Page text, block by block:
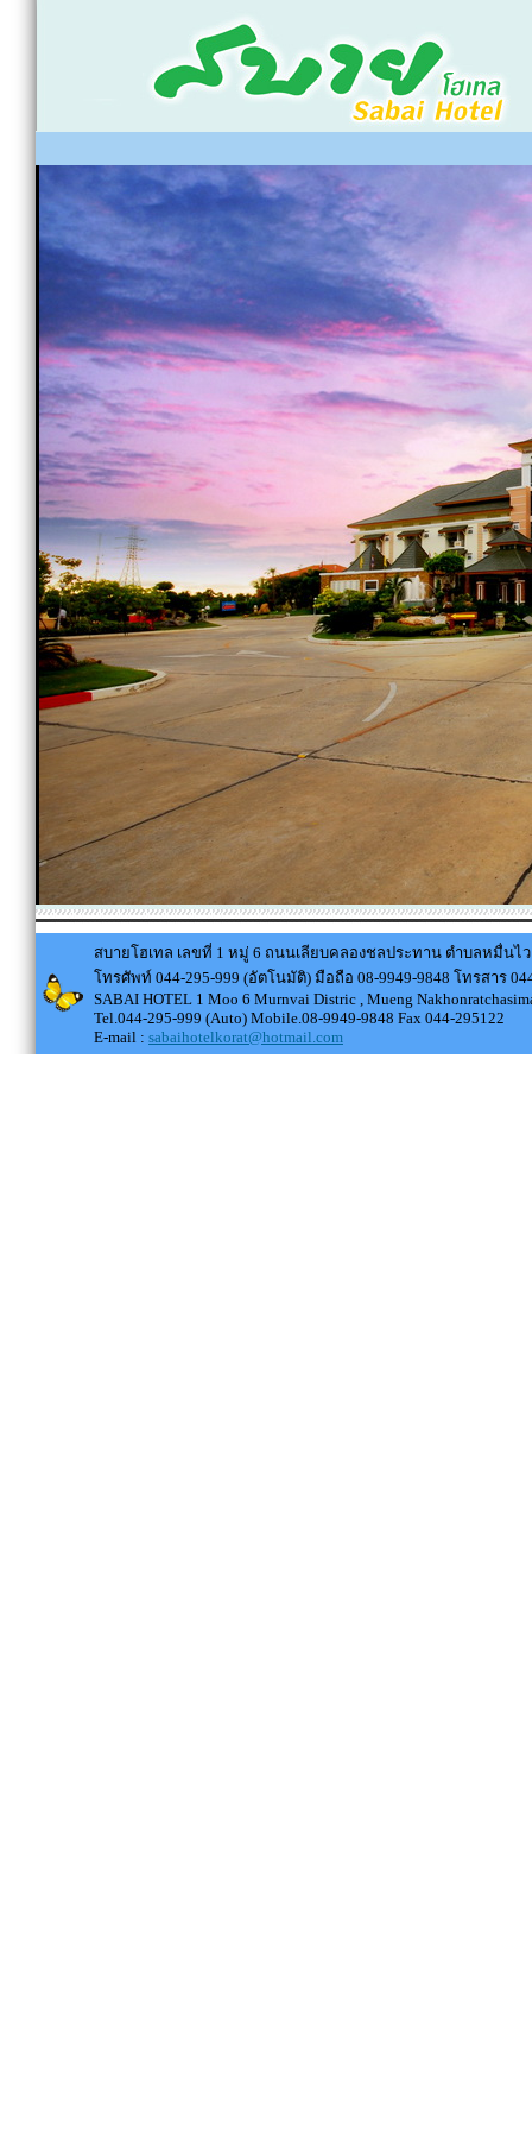
สบายโฮเทล เลขที่ 1 หมู่ 6 ถนนเลียบคลองชลประทาน ตำบลหมื่นไ
โทรศัพท์ 044-295-999 (อัตโนมัติ) มือถือ 08-9949-9848 โทรสาร
SABAI HOTEL 1 Moo 6 Murnvai Distric , Mueng
Tel.044-295-999 (Auto) Mobile.08-9949-9848 Fax 044-295122
E-mail : sabaihotelkorat@hotmail.com